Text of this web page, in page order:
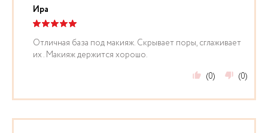
Ира
Отличная база под макияж. Скрывает поры, сглаживает
их . Макияж держится хорошо.
(0)
(0)